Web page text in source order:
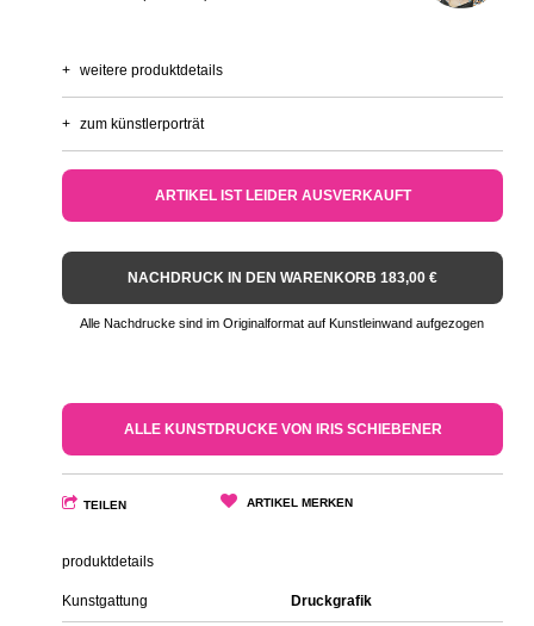
+ weitere produktdetails
+ zum künstlerporträt
ARTIKEL IST LEIDER AUSVERKAUFT
NACHDRUCK IN DEN WARENKORB 183,00 €
Alle Nachdrucke sind im Originalformat auf Kunstleinwand aufgezogen
ALLE KUNSTDRUCKE VON IRIS SCHIEBENER
TEILEN ARTIKEL MERKEN
produktdetails
Kunstgattung Druckgrafik